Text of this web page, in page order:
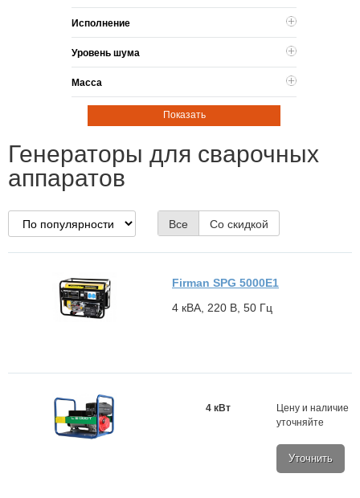
Исполнение
Уровень шума
Масса
Показать
Генераторы для сварочных
аппаратов
Все Со скидкой
Firman SPG 5000E1
4 кВА, 220 В, 50 Гц
Цену и наличие
уточняйте
Уточнить
4 кВт